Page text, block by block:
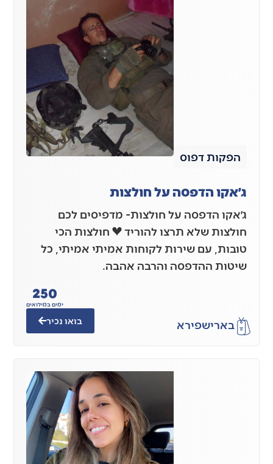
הפקות דפוס
ג׳אקו הדפסה על חולצות
ג׳אקו הדפסה על חולצות- מדפיסים לכם
חולצות שלא תרצו להוריד ❤️ חולצות הכי
טובות, עם שירות לקוחות אמיתי אמיתי, כל
שיטות ההדפסה והרבה אהבה.
בארישפירא
ימים במילואים
250
בואו נכיר